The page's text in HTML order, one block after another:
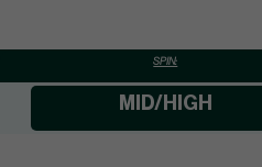
SPIN:
MID/HIGH